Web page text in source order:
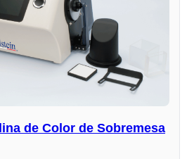
de Color de Sobremesa